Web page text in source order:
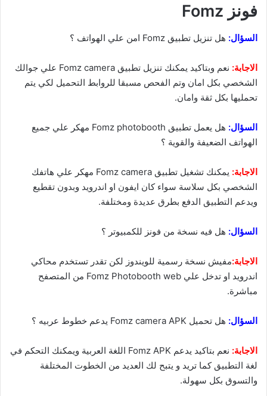
فونز Fomz
السؤال: هل تنزيل تطبيق Fomz امن علي الهواتف ؟
الاجابة:
نعم وبتاكيد يمكنك تنزيل تطبيق Fomz camera علي جوالك
الشخصي بكل امان وتم الفحص مسبقا للروابط التحميل لكي يتم
تحمليها بكل ثقة وامان.
السؤال:
هل يعمل تطبيق Fomz photobooth مهكر علي جميع
الهواتف الضعيفة والقوية ؟
الاجابة:
يمكنك تشغيل تطبيق Fomz camera مهكر علي هاتفك
الشخصي بكل سلاسة سواء كان ايفون او اندرويد وبدون تقطيع
ويدعم التطبيق الدفع بطرق عديدة ومختلفة.
السؤال: هل فيه نسخة من فونز للكمبيوتر ؟
الاجابة:مفيش نسخة رسمية للويندوز لكن تقدر تستخدم محاكي
اندرويد او تدخل علي Fomz Photobooth web من المتصفح
مباشرة.
السؤال: هل تحميل Fomz camera APK يدعم خطوط عربيه ؟
الاجابة:
نعم بتاكيد يدعم Fomz APK اللغة العربية ويمكنك التحكم في
لغة التطبيق كما تريد و يتبح لك العديد من الخطوت المختلفة
والتسوق بكل سهولة.